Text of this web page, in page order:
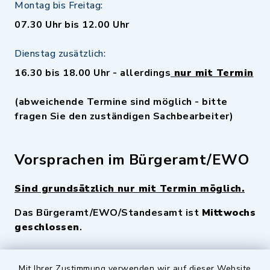
Montag bis Freitag:
07.30 Uhr bis 12.00 Uhr
Dienstag zusätzlich:
16.30 bis 18.00 Uhr - allerdings nur mit Termin
(abweichende Termine sind möglich - bitte
fragen Sie den zuständigen Sachbearbeiter)
Vorsprachen im Bürgeramt/EWO
Sind grundsätzlich nur mit Termin möglich.
Das Bürgeramt/EWO/Standesamt ist Mittwochs
geschlossen.